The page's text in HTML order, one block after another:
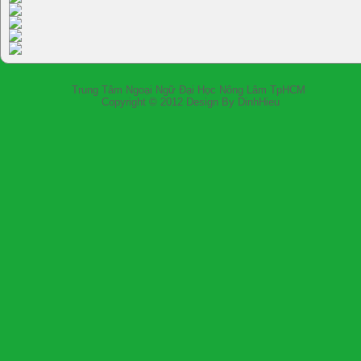
Trung Tâm Ngoại Ngữ Đại Học Nông
Copyright © 2012 Design By